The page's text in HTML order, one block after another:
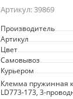
Артикул: 39869
Производитель
Артикул
Цвет
Самовывоз
Курьером
Клемма пружинная
LD773-173, 3-